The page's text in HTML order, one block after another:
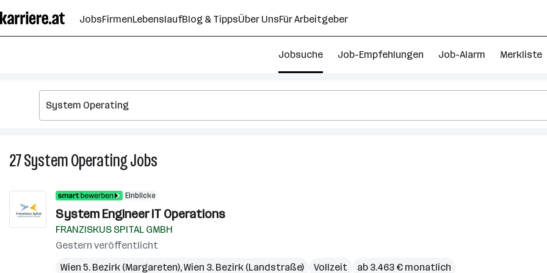
Seiteninhalt
springen
JobsFirmenLebenslaufBlog & TippsÜber UnsFür Arbeitgeber
Jobsuche Job-Empfehlungen Job-Alarm Merkliste
27System OperatingJobs
Einblicke
System Engineer IT Operations
FRANZISKUS SPITAL GMBH
Gestern veröffentlicht
Wien 5. Bezirk (Margareten),Wien 3. Bezirk (Landstraße) Vollzeit ab 3.463 € monatlich